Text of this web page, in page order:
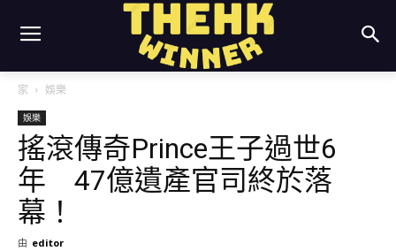
家 娛樂
娛樂
搖滾傳奇Prince王子過世6
年 47億遺產官司終於落
幕！
由 editor